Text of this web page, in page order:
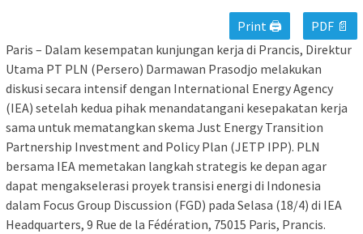
Print 🖨
PDF 📄
Paris – Dalam kesempatan kunjungan kerja di Prancis, Direktur
Utama PT PLN (Persero) Darmawan Prasodjo melakukan
diskusi secara intensif dengan International Energy Agency
(IEA) setelah kedua pihak menandatangani kesepakatan kerja
sama untuk mematangkan skema Just Energy Transition
Partnership Investment and Policy Plan (JETP IPP). PLN
bersama IEA memetakan langkah strategis ke depan agar
dapat mengakselerasi proyek transisi energi di Indonesia
dalam Focus Group Discussion (FGD) pada Selasa (18/4) di IEA
Headquarters, 9 Rue de la Fédération, 75015 Paris, Prancis.